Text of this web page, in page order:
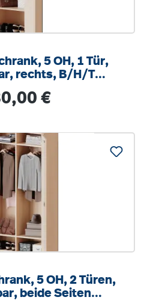
5 OH, 1 Tür,
H/T
Preis:
€
5 OH, 2 Türen,
beide Seiten